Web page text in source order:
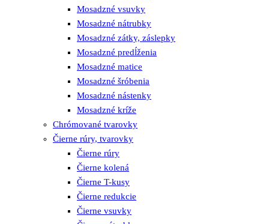
Mosadzné vsuvky
Mosadzné nátrubky
Mosadzné zátky, záslepky
Mosadzné predĺženia
Mosadzné matice
Mosadzné šróbenia
Mosadzné nástenky
Mosadzné kríže
Chrómované tvarovky
Čierne rúry, tvarovky
Čierne rúry
Čierne kolená
Čierne T-kusy
Čierne redukcie
Čierne vsuvky